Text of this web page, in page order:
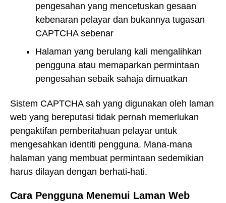
pengesahan yang mencetuskan gesaan
kebenaran pelayar dan bukannya tugasan
CAPTCHA sebenar
Halaman yang berulang kali mengalihkan
pengguna atau memaparkan permintaan
pengesahan sebaik sahaja dimuatkan
Sistem CAPTCHA sah yang digunakan oleh laman
web yang bereputasi tidak pernah memerlukan
pengaktifan pemberitahuan pelayar untuk
mengesahkan identiti pengguna. Mana-mana
halaman yang membuat permintaan sedemikian
harus dilayan dengan berhati-hati.
Cara Pengguna Menemui Laman Web